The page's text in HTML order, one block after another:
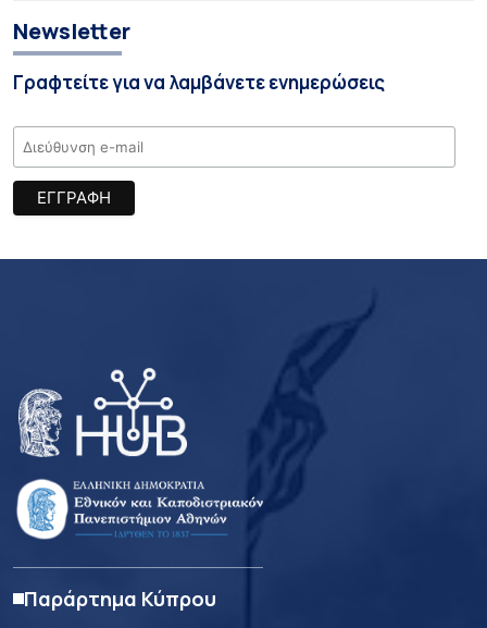
Newsletter
Γραφτείτε για να λαμβάνετε ενημερώσεις
Παράρτημα Κύπρου